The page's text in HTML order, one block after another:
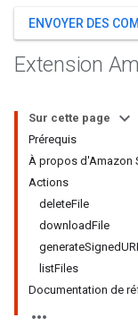
ENVOYER DES
Extension
Sur cette page
Prérequis
À propos d'Amazon
Actions
deleteFile
downloadFile
listFiles
Documentation de